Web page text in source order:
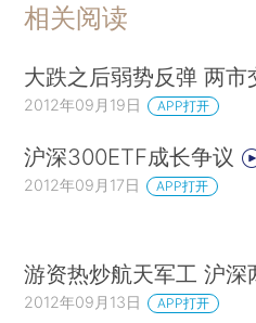
相关阅读
大跌之后弱势反弹 两
2012年09月19日 APP打开
沪深300ETF成长争议
2012年09月17日 APP打开
游资热炒航天军工 沪深
2012年09月13日 APP打开